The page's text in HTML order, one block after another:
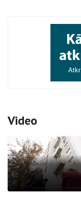
Video